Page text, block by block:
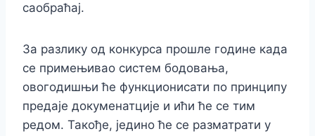
саобраћај.
За разлику од конкурса прошле године када
се примењивао систем бодовања,
овогодишњи ће функционисати по принципу
предаје докуменатције и ићи ће се тим
редом. Такође, једино ће се разматрати у